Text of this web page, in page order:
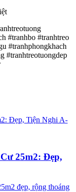
#tranhbo #tranhtreo
#tranhphongkhach
#tranhtreotuongdep
25m2: Đẹp,
đẹp, rộng thoáng